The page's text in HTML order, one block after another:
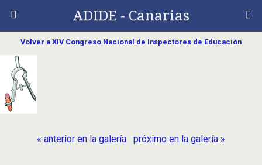
ADIDE - Canarias
Volver a XIV Congreso Nacional de Inspectores de Educación
« anterior en la galería próximo en la galería »